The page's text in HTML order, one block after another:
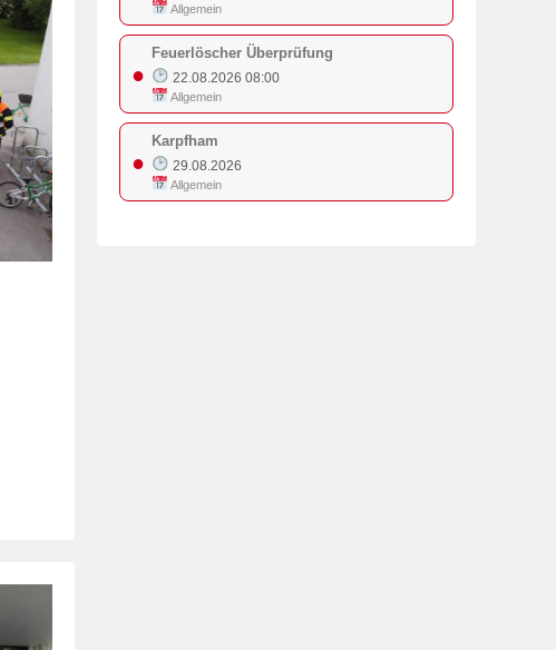
Allgemein
●
Feuerlöscher Überprüfung
22.08.2026 08:00
Allgemein
●
Karpfham
29.08.2026
Allgemein